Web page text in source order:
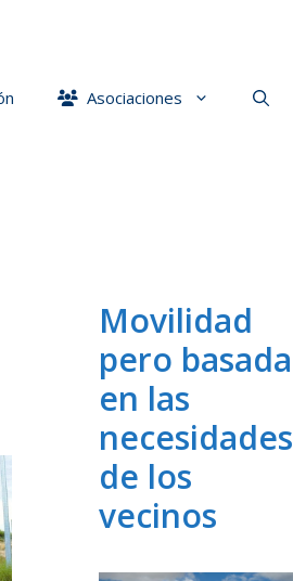
Asociaciones
Movilidad
pero basada
en las
necesidades
de los
vecinos